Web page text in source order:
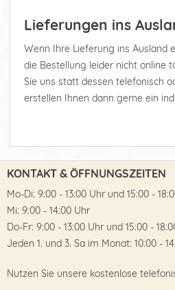
Lieferungen ins
Wenn Ihre Lieferung ins Ausland
die Bestellung leider nicht online
Sie uns statt dessen telefonisch
erstellen Ihnen dann gerne ein
KONTAKT & ÖFFNUNGSZEITEN
Mo-Di: 9:00 - 13:00 Uhr und 15:00 -
Mi: 9:00 - 14:00 Uhr
Do-Fr: 9:00 - 13:00 Uhr und 15:00 -
Jeden 1. und 3. Sa im Monat: 10:00 -
Nutzen Sie unsere kostenlose